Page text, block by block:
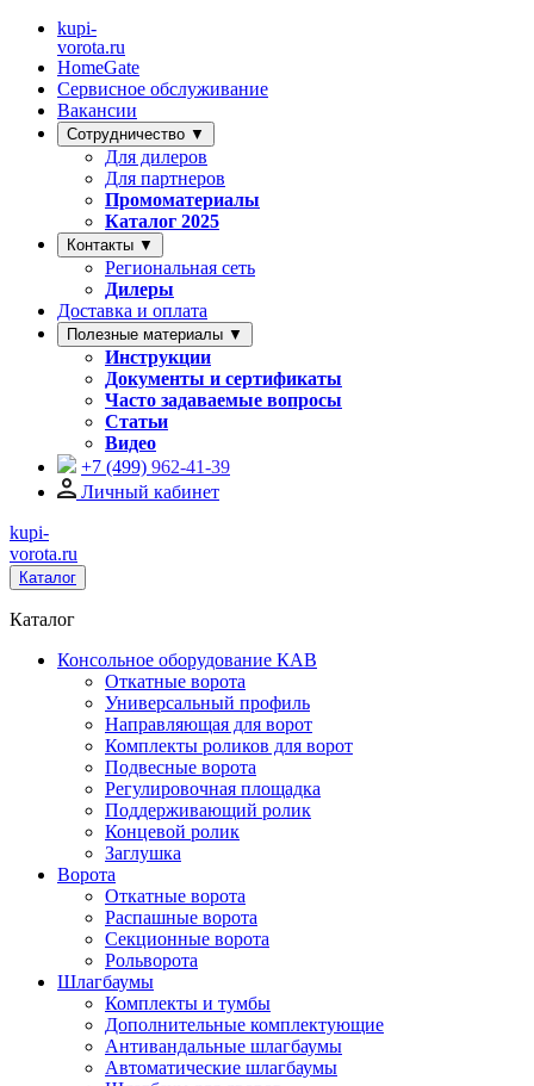
kupi-
vorota.ru
HomeGate
Сервисное обслуживание
Вакансии
Сотрудничество ▼
Для дилеров
Для партнеров
Промоматериалы
Каталог 2025
Контакты ▼
Региональная сеть
Дилеры
Доставка и оплата
Полезные материалы ▼
Инструкции
Документы и сертификаты
Часто задаваемые вопросы
Статьи
Видео
+7 (499) 962-41-39
Личный кабинет
kupi-
vorota.ru
Каталог
Каталог
Консольное оборудование КАВ
Откатные ворота
Универсальный профиль
Направляющая для ворот
Комплекты роликов для ворот
Подвесные ворота
Регулировочная площадка
Поддерживающий ролик
Концевой ролик
Заглушка
Ворота
Откатные ворота
Распашные ворота
Секционные ворота
Рольворота
Шлагбаумы
Комплекты и тумбы
Дополнительные комплектующие
Антивандальные шлагбаумы
Автоматические шлагбаумы